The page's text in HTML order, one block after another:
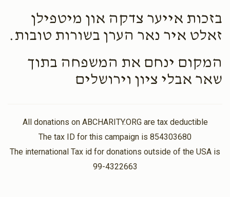
בזכות אייער צדקה און מיטפילן
זאלט איר נאר הערן בשורות טובות.
המקום ינחם את המשפחה בתוך
שאר אבלי ציון וירושלים
All donations on ABCHARITY.ORG are tax deductible
The tax ID for this campaign is 854303680
The international Tax id for donations outside of the USA is
99-4322663